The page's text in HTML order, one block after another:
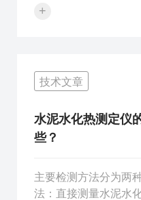
可控，消除环境温湿
箱：控温精度±2℃，
+
技术文章
水泥水化热测定仪
些？
主要检测方法分为两
法：直接测量水泥水